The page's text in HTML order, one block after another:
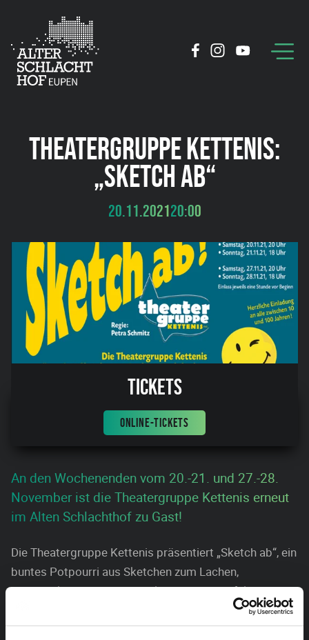
THEATERGRUPPE KETTENIS:
„SKETCH AB“
20.11.202120:00
Tickets
ONLINE-TICKETS
An den Wochenenden vom 20.-21. und 27.-28.
November ist die Theatergruppe Kettenis erneut
im Alten Schlachthof zu Gast!
Die Theatergruppe Kettenis präsentiert „Sketch ab“, ein
buntes Potpourri aus Sketchen zum Lachen,
Nachdenken und Schmunzeln. Eine verzweifelte
Regisseurin mit einer missglückten Premiere, eine
entnervte Richterin und ihr unkooperativer Angeklagter,